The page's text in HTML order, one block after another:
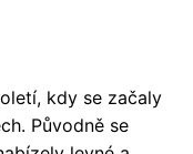
kdy se začaly
Původně se